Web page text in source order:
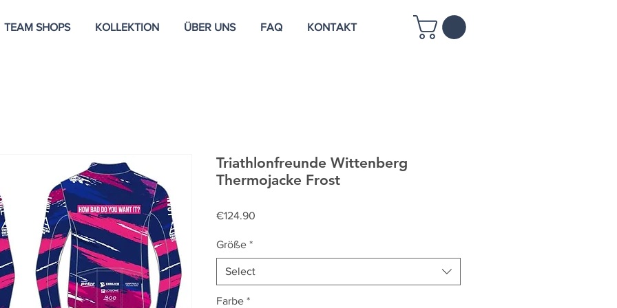
TEAM SHOPS KOLLEKTION ÜBER UNS FAQ KONTAKT
Triathlonfreunde Wittenberg
Thermojacke Frost
€124.90
Größe *
Select
Farbe *